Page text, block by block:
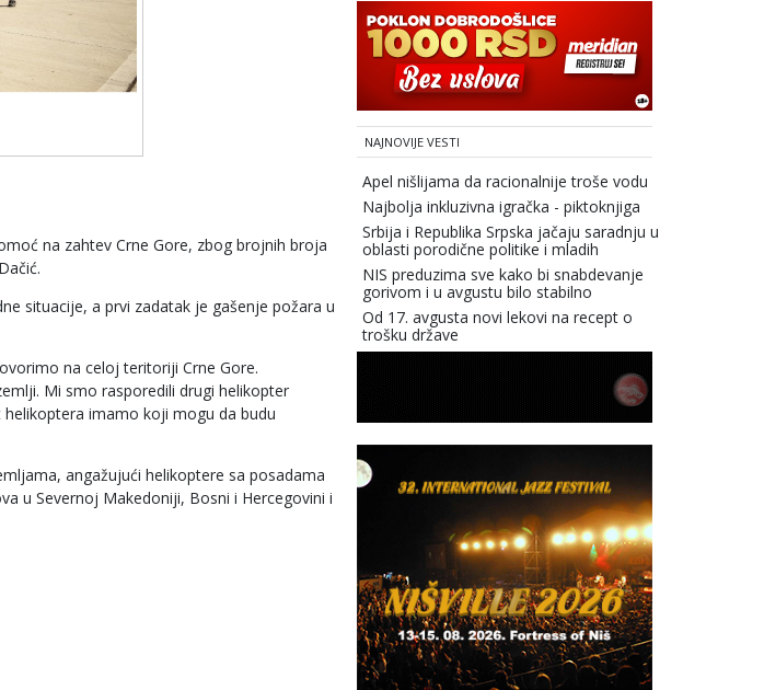
na zahtev Crne Gore, zbog brojnih broja
situacije, a prvi zadatak je gašenje požara u
na celoj teritoriji Crne Gore.
Mi smo rasporedili drugi helikopter
imamo koji mogu da budu
angažujući helikoptere sa posadama
u Severnoj Makedoniji, Bosni i Hercegovini i
NAJNOVIJE VESTI
Apel nišlijama da racionalnije troše vodu
Najbolja inkluzivna igračka - piktoknjiga
Srbija i Republika Srpska jačaju saradnju u
oblasti porodične politike i mladih
NIS preduzima sve kako bi snabdevanje
gorivom i u avgustu bilo stabilno
Od 17. avgusta novi lekovi na recept o
trošku države